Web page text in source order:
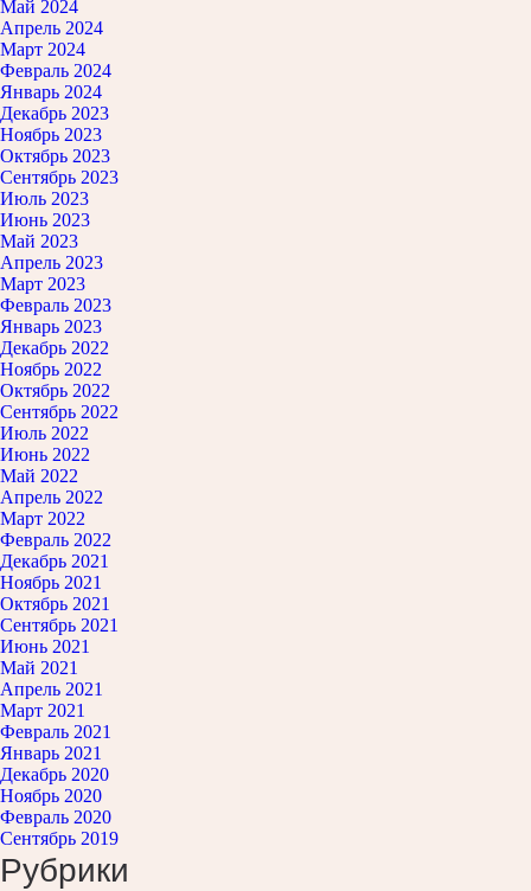
Май 2024
Апрель 2024
Март 2024
Февраль 2024
Январь 2024
Декабрь 2023
Ноябрь 2023
Октябрь 2023
Сентябрь 2023
Июль 2023
Июнь 2023
Май 2023
Апрель 2023
Март 2023
Февраль 2023
Январь 2023
Декабрь 2022
Ноябрь 2022
Октябрь 2022
Сентябрь 2022
Июль 2022
Июнь 2022
Май 2022
Апрель 2022
Март 2022
Февраль 2022
Декабрь 2021
Ноябрь 2021
Октябрь 2021
Сентябрь 2021
Июнь 2021
Май 2021
Апрель 2021
Март 2021
Февраль 2021
Январь 2021
Декабрь 2020
Ноябрь 2020
Февраль 2020
Сентябрь 2019
Рубрики